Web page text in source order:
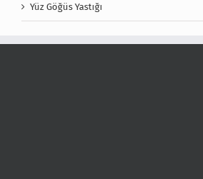
Yüz Göğüs Yastığı